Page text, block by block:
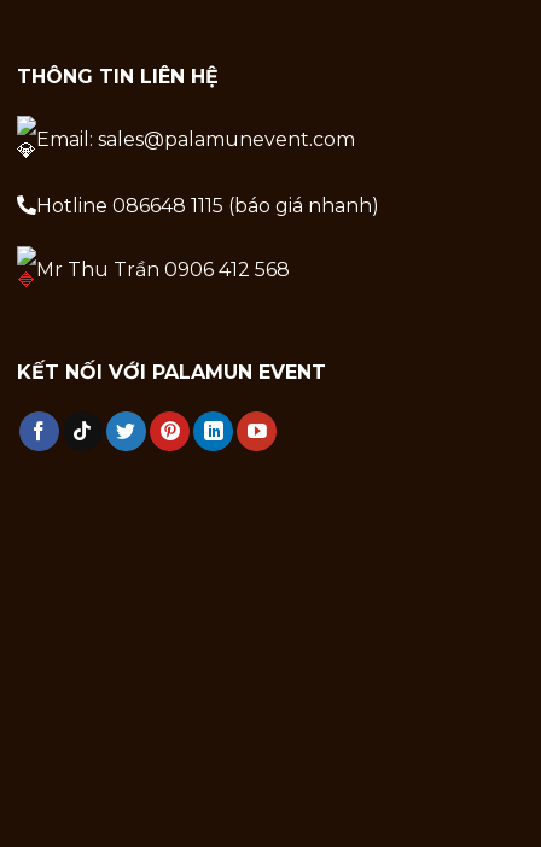
THÔNG TIN LIÊN HỆ
Email: sales@palamunevent.com
Hotline 086648 1115 (báo giá nhanh)
Mr Thu Trần 0906 412 568
KẾT NỐI VỚI PALAMUN EVENT